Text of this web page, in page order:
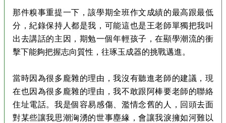
那件糗事重提一下，該學期全班作文成績的最高跟最低
分，紀錄保持人都是我，可能這也是王老師單獨把我叫
出去講話的主因，期勉一個年輕孩子，在顯學潮流的衝
擊下能夠把握志向質性，往琢玉成器的挑戰邁進。
當時因為很多龐雜的理由，我沒有聽進老師的建議，現
在也因為很多龐雜的理由，我不敢跟阿棒要老師的聯絡
住址電話。我是個容易感傷、濫情念舊的人，回頭去面
對某些讓我思潮洶湧的世事塵緣，會讓我淚擁如河難以